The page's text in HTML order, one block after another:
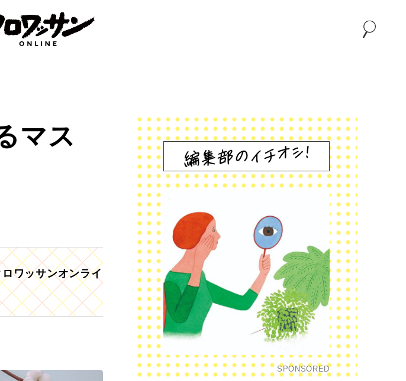
マス
ワッサンオンライ
SPONSORED